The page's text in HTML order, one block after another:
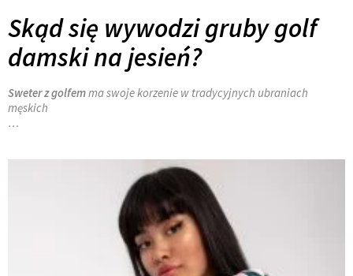
Skąd się wywodzi gruby golf
damski na jesień?
Sweter z golfemma swoje korzenie w tradycyjnych ubraniach
męskich
…